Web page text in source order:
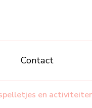
Contact
en